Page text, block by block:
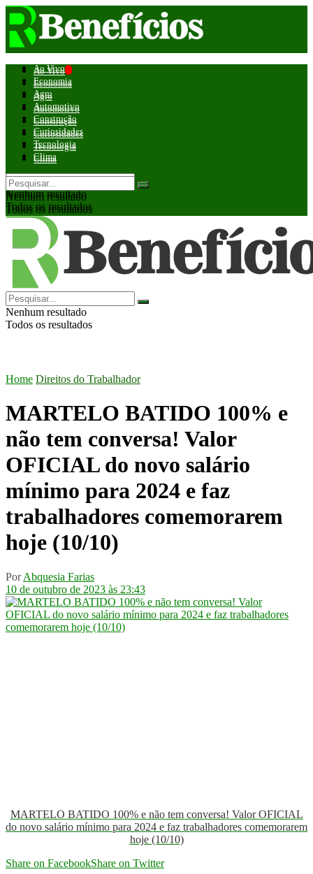
Ao Vivo
Economia
Agro
Automotivo
Construção
Curiosidades
Tecnologia
Clima
Nenhum resultado
Todos os resultados
Ao Vivo
Economia
Agro
Automotivo
Construção
Curiosidades
Tecnologia
Clima
Nenhum resultado
Todos os resultados
Nenhum resultado
Todos os resultados
Home Direitos do Trabalhador
MARTELO BATIDO 100% e
não tem conversa! Valor
OFICIAL do novo salário
mínimo para 2024 e faz
trabalhadores comemorarem
hoje (10/10)
Por Abquesia Farias
10 de outubro de 2023 às 23:43
MARTELO BATIDO 100% e não tem conversa! Valor OFICIAL
do novo salário mínimo para 2024 e faz trabalhadores comemorarem
hoje (10/10)
Share on FacebookShare on Twitter